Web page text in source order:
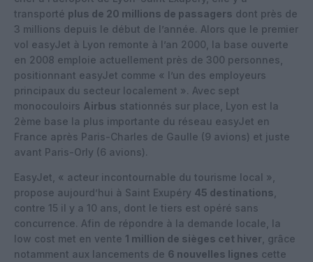
transporté plus de 20 millions de passagers dont près de
3 millions depuis le début de l’année. Alors que le premier
vol easyJet à Lyon remonte à l’an 2000, la base ouverte
en 2008 emploie actuellement près de 300 personnes,
positionnant easyJet comme « l’un des employeurs
principaux du secteur localement ». Avec sept
monocouloirs Airbus stationnés sur place, Lyon est la
2ème base la plus importante du réseau easyJet en
France après Paris-Charles de Gaulle (9 avions) et juste
avant Paris-Orly (6 avions).
EasyJet, « acteur incontournable du tourisme local »,
propose aujourd’hui à Saint Exupéry 45 destinations
contre 15 il y a 10 ans, dont le tiers est opéré sans
concurrence. Afin de répondre à la demande locale, la
low cost met en vente 1 million de sièges cet hiver , grâce
notamment aux lancements de 6 nouvelles lignes cette